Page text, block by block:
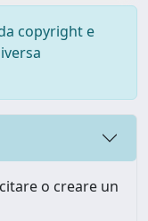
copyright e
o creare un